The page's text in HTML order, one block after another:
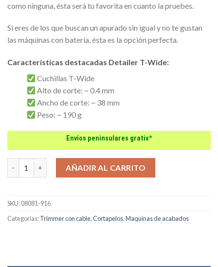
como ninguna, ésta será tu favorita en cuanto la pruebes.
Si eres de los que buscan un apurado sin igual y no te gustan
las máquinas con batería, ésta es la opción perfecta.
Características destacadas Detailer T-Wide:
Cuchillas T-Wide
Alto de corte: ~ 0.4 mm
Ancho de corte: ~ 38 mm
Peso: ~ 190 g
Envíos peninsulares gratis*
Wahl Detailer T-Wide - TOP 2021 cantidad
AÑADIR AL CARRITO
SKU:08081-916
Categorías:Trimmer con cable,Cortapelos,Maquinas de acabados